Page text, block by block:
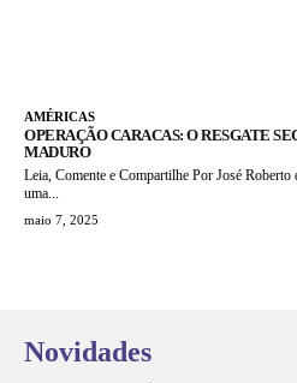
AMÉRICAS
OPERAÇÃO CARACAS: O RESGATE
MADURO
Leia, Comente e Compartilhe Por José
uma...
maio 7, 2025
Novidades